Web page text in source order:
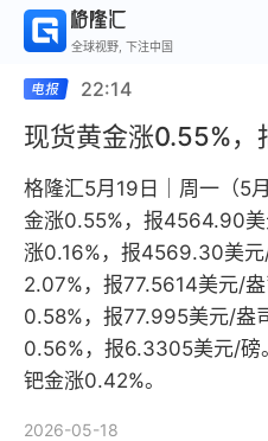
全球视野, 下注中国
22:14
现货黄金涨0.55%
格隆汇5月19日｜周一（5
金涨0.55%，报4564.90
涨0.16%，报4569.30美
2.07%，报77.5614美元/
0.58%，报77.995美元/盎
0.56%，报6.3305美元/磅
钯金涨0.42%。
2026-05-18